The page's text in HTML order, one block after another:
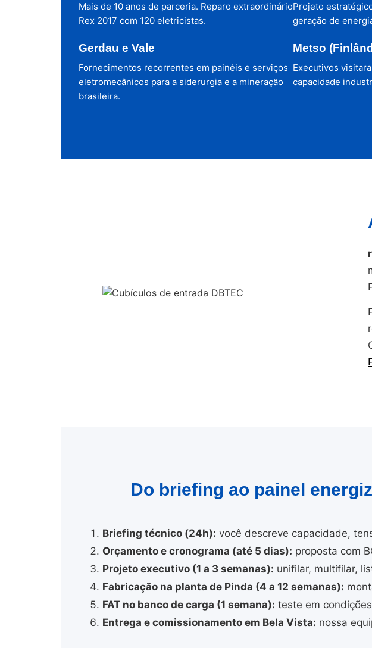
Mais de 10 anos de parceria. Reparo extraordinário
Rex 2017 com 120 eletricistas.
Projeto
geração de
Gerdau e Vale
Fornecimentos recorrentes em painéis e serviços
eletromecânicos para a siderurgia e a mineração
brasileira.
Metso
Executivos
capacidade
Do briefing ao painel
Briefing técnico (24h): você descreve capacidade,
Orçamento e cronograma (até 5 dias): proposta com
Projeto executivo (1 a 3 semanas): unifilar, multifilar,
Fabricação na planta de Pinda (4 a 12 semanas):
FAT no banco de carga (1 semana): teste em
Entrega e comissionamento em Bela Vista: nossa